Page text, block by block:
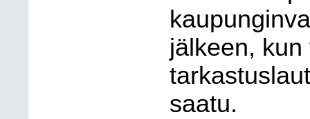
jälkeen,
saatu.